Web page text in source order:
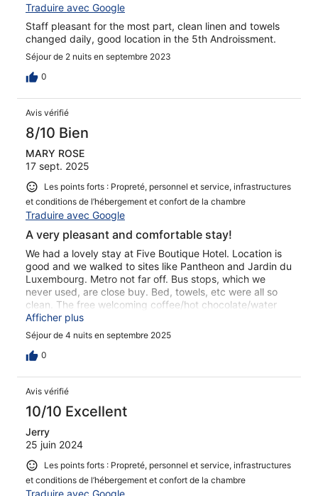
Traduire avec Google
Staff pleasant for the most part, clean linen and towels
changed daily, good location in the 5th Androissment.
Séjour de 2 nuits en septembre 2023
0
Avis vérifié
8/10 Bien
MARY ROSE
17 sept. 2025
Les points forts : Propreté, personnel et service, infrastructures
et conditions de l’hébergement et confort de la chambre
Traduire avec Google
A very pleasant and comfortable stay!
We had a lovely stay at Five Boutique Hotel. Location is
good and we walked to sites like Pantheon and Jardin du
Luxembourg. Metro not far off. Bus stops, which we
never used, are close buy. Bed, towels, etc were all so
clean. The free welcoming coffee/hot chocolate/water
machine was an added bonus
Afficher plus
Séjour de 4 nuits en septembre 2025
0
Avis vérifié
10/10 Excellent
Jerry
25 juin 2024
Les points forts : Propreté, personnel et service, infrastructures
et conditions de l’hébergement et confort de la chambre
Traduire avec Google